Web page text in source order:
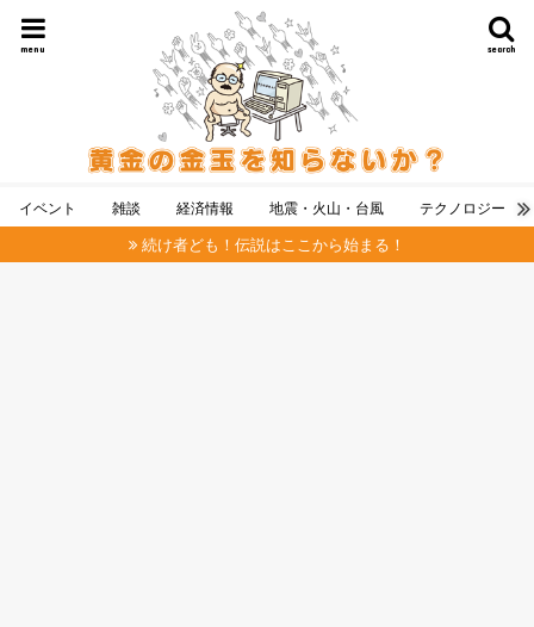
search
menu
イベント 雑談 経済情報 地震・火山・台風 テクノロジー
続け者ども！伝説はここから始まる！